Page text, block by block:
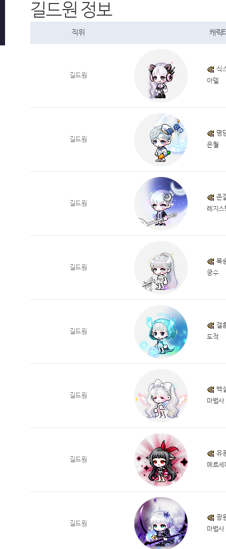
길드원 정보
직위 캐릭
길드원
식
아델
길드원
명
은월
길드원
존
레지스
길드원
복
궁수
길드원
갤
도적
길드원
백
마법사
길드원
유
메르세
길드원
광
마법사